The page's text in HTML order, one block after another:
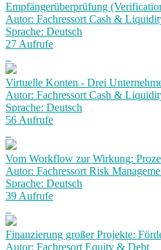
Empfängerüberprüfung
Autor: Fachressort Cash &
Sprache: Deutsch
27 Aufrufe
Virtuelle Konten - Drei
Autor: Fachressort Cash &
Sprache: Deutsch
56 Aufrufe
Vom Workflow zur Wirkung:
Autor: Fachressort Risk
Sprache: Deutsch
39 Aufrufe
Finanzierung großer Projekte:
Autor: Fachresort Equity & Debt